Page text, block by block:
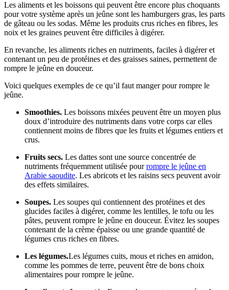
Les aliments et les boissons qui peuvent être encore plus choquants
pour votre système après un jeûne sont les hamburgers gras, les parts
de gâteau ou les sodas. Même les produits crus riches en fibres, les
noix et les graines peuvent être difficiles à digérer.
En revanche, les aliments riches en nutriments, faciles à digérer et
contenant un peu de protéines et des graisses saines, permettent de
rompre le jeûne en douceur.
Voici quelques exemples de ce qu’il faut manger pour rompre le
jeûne.
Smoothies. Les boissons mixées peuvent être un moyen plus
doux d’introduire des nutriments dans votre corps car elles
contiennent moins de fibres que les fruits et légumes entiers et
crus.
Fruits secs. Les dattes sont une source concentrée de
nutriments fréquemment utilisée pourrompre le jeûne en
Arabie saoudite. Les abricots et les raisins secs peuvent avoir
des effets similaires.
Soupes. Les soupes qui contiennent des protéines et des
glucides faciles à digérer, comme les lentilles, le tofu ou les
pâtes, peuvent rompre le jeûne en douceur. Évitez les soupes
contenant de la crème épaisse ou une grande quantité de
légumes crus riches en fibres.
Les légumes.Les légumes cuits, mous et riches en amidon,
comme les pommes de terre, peuvent être de bons choix
alimentaires pour rompre le jeûne.